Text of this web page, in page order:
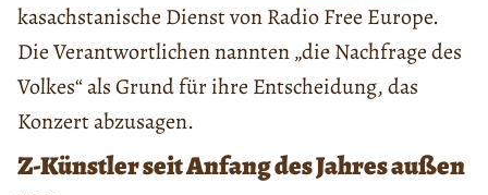
kasachstanische Dienst von Radio Free Europe.
Die Verantwortlichen nannten „die Nachfrage des
Volkes“ als Grund für ihre Entscheidung, das
Konzert abzusagen.
Z-Künstler seit Anfang des Jahres außen